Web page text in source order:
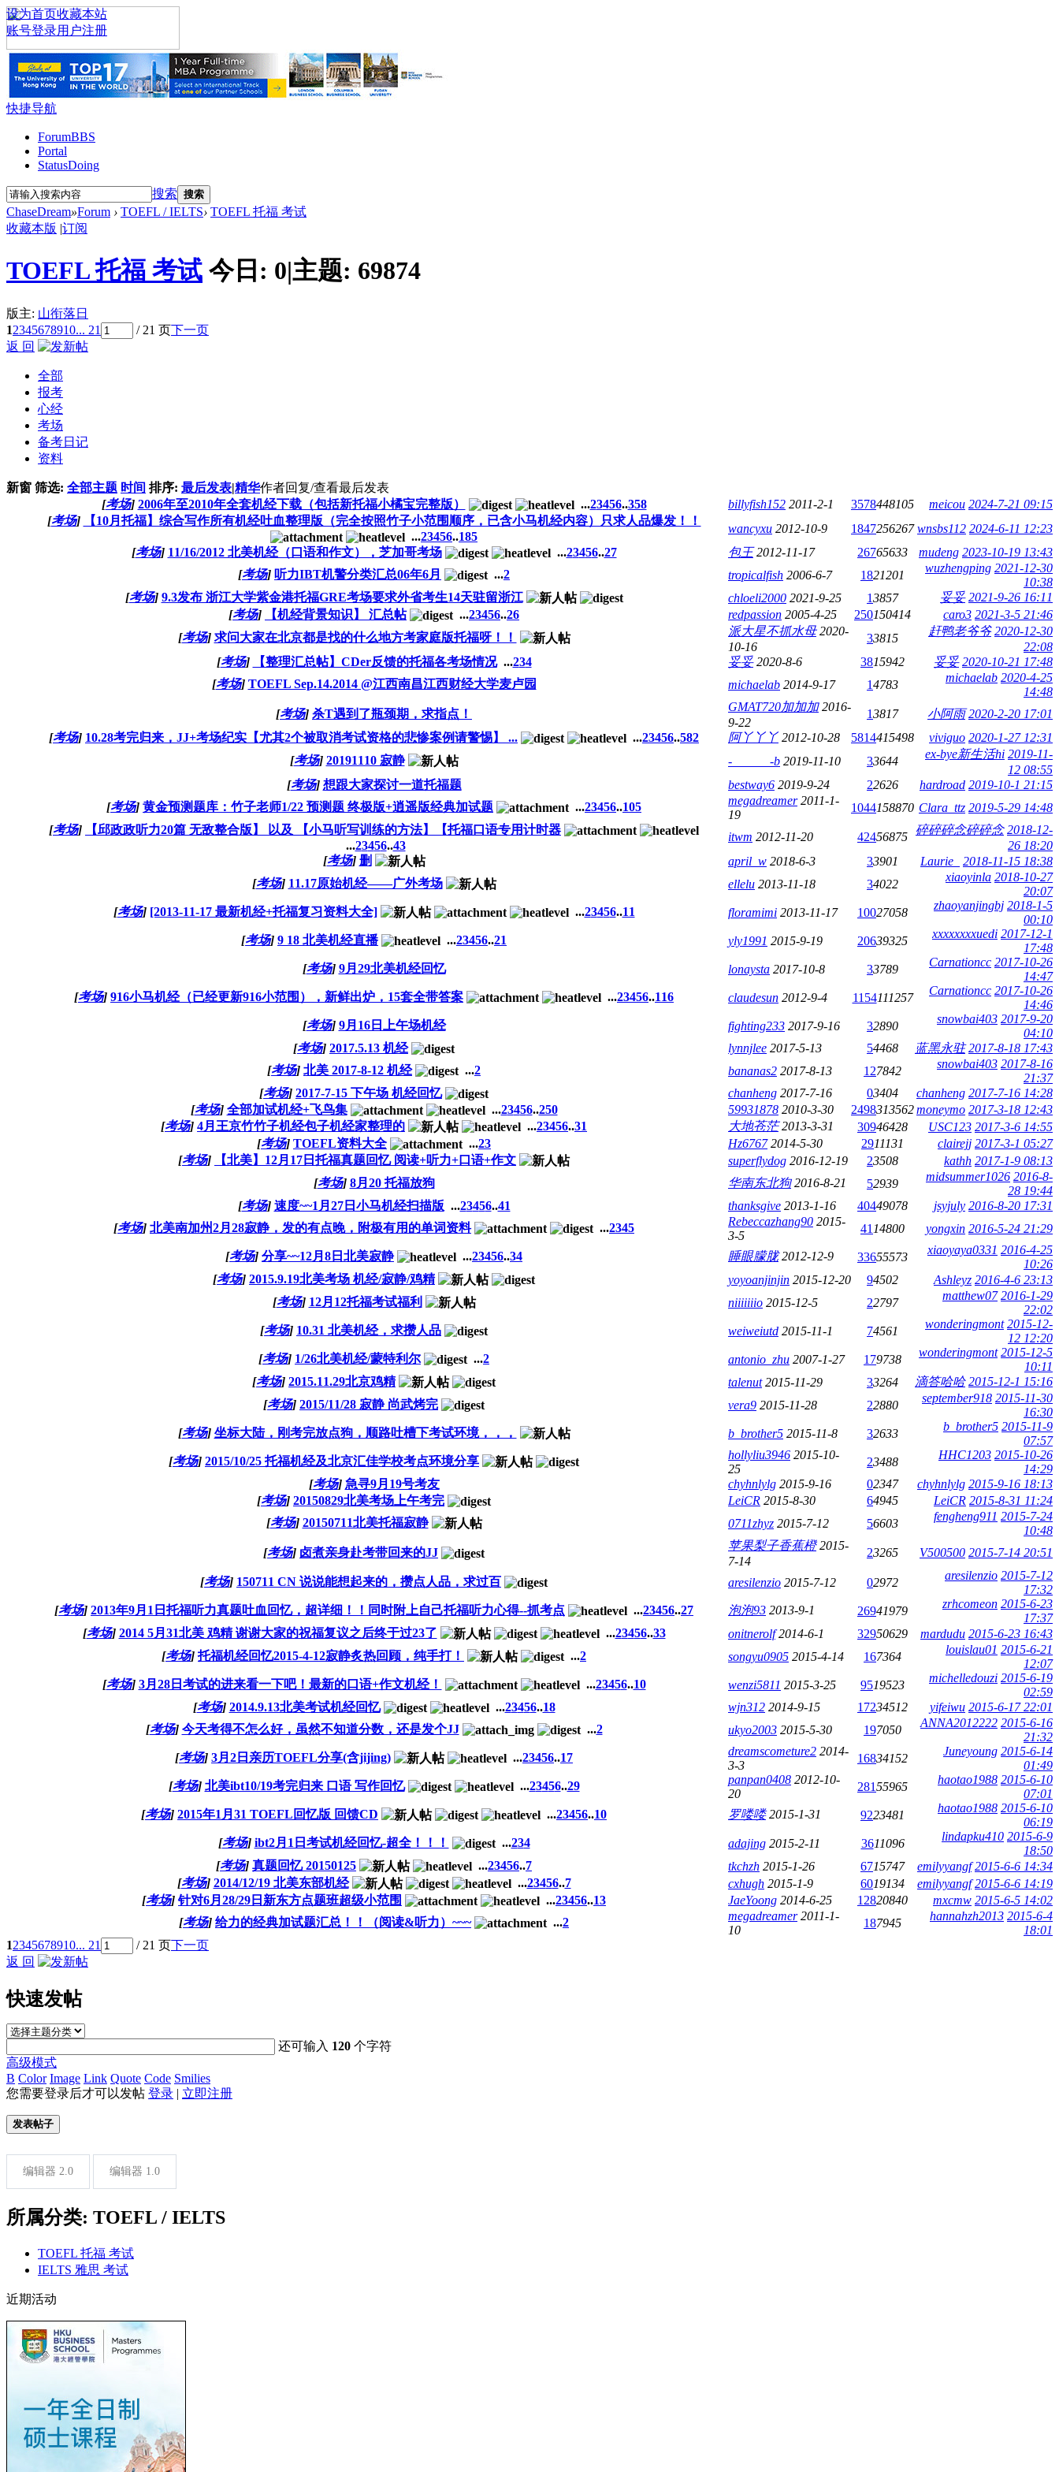
设为首页收藏本站
账号登录用户注册
快捷导航
ForumBBS
Portal
StatusDoing
搜索 搜索
ChaseDream»Forum › TOEFL / IELTS› TOEFL 托福 考试
收藏本版 |订阅
TOEFL 托福 考试 今日: 0|主题: 69874
版主: 山衔落日
12345678910... 21 / 21 页下一页
返 回
全部
报考
心经
考场
备考日记
资料
新窗 筛选: 全部主题 时间 排序: 最后发表|精华作者回复/查看最后发表
[考场] 2006年至2010年全套机经下载（包括新托福小橘宝完整版） ...23456..358 billyfish152 2011-2-1 3578448105 meicou 2024-7-21 09:15
[考场]
【10月托福】综合写作所有机经吐血整理版（完全按照竹子小范围顺序，已含小马机经内容）只求人品爆发！！
...23456..185
wancyxu 2012-10-9 1847256267 wnsbs112 2024-6-11 12:23
[考场] 11/16/2012 北美机经（口语和作文），芝加哥考场 ...23456..27 包王 2012-11-17 26765633 mudeng 2023-10-19 13:43
[考场] 听力IBT机警分类汇总06年6月 ...2 tropicalfish 2006-6-7 1821201
wuzhengping 2021-12-30
10:38
[考场] 9.3发布 浙江大学紫金港托福GRE考场要求外省考生14天驻留浙江 chloeli2000 2021-9-25 13857 妥妥 2021-9-26 16:11
[考场] 【机经背景知识】 汇总帖 ...23456..26 redpassion 2005-4-25 250150414 caro3 2021-3-5 21:46
[考场] 求问大家在北京都是找的什么地方考家庭版托福呀！！ 派大星不抓水母 2020-
10-16
33815
赶鸭老爷爷 2020-12-30
22:08
[考场] 【整理汇总帖】CDer反馈的托福各考场情况 ...234 妥妥 2020-8-6 3815942 妥妥 2020-10-21 17:48
[考场] TOEFL Sep.14.2014 @江西南昌江西财经大学麦卢园 michaelab 2014-9-17 14783
michaelab 2020-4-25
14:48
[考场] 杀T遇到了瓶颈期，求指点！
GMAT720加加加 2016-
9-22
13817 小阿雨 2020-2-20 17:01
[考场] 10.28考完归来，JJ+考场纪实【尤其2个被取消考试资格的悲惨案例请警惕】 ... ...23456..582 阿丫丫丫 2012-10-28 5814415498 viviguo 2020-1-27 12:31
[考场] 20191110 寂静 -______-b 2019-11-10 33644
ex-bye新生活hi 2019-11-
12 08:55
[考场] 想跟大家探讨一道托福题 bestway6 2019-9-24 22626 hardroad 2019-10-1 21:15
[考场] 黄金预测题库：竹子老师1/22 预测题 终极版+逍遥版经典加试题 ...23456..105 megadreamer 2011-1-
19
1044158870 Clara_ttz 2019-5-29 14:48
[考场]
【邱政政听力20篇 无敌整合版】 以及 【小马听写训练的方法】【托福口语专用计时器
...23456..43
itwm 2012-11-20 42456875
碎碎碎念碎碎念 2018-12-
26 18:20
[考场] 删 april_w 2018-6-3 33901 Laurie_
2018-11-15 18:38
[考场] 11.17原始机经——广外考场 ellelu 2013-11-18 34022
xiaoyinla 2018-10-27
20:07
[考场] [2013-11-17 最新机经+托福复习资料大全] ...23456..11 floramimi 2013-11-17 10027058
zhaoyanjingbj 2018-1-5
00:10
[考场] 9 18 北美机经直播 ...23456..21 yly1991 2015-9-19 20639325
xxxxxxxxuedi 2017-12-1
17:48
[考场] 9月29北美机经回忆 lonaysta 2017-10-8 33789
Carnationcc 2017-10-26
14:47
[考场] 916小马机经（已经更新916小范围），新鲜出炉，15套全带答案 ...23456..116 claudesun 2012-9-4 1154111257
Carnationcc 2017-10-26
14:46
[考场] 9月16日上午场机经 fighting233 2017-9-16 32890
snowbai403 2017-9-20
04:10
[考场] 2017.5.13 机经 lynnjlee 2017-5-13 54468 蓝黑永驻 2017-8-18 17:43
[考场] 北美 2017-8-12 机经 ...2 bananas2 2017-8-13 127842
snowbai403 2017-8-16
21:37
[考场] 2017-7-15 下午场 机经回忆 chanheng 2017-7-16 03404 chanheng 2017-7-16 14:28
[考场] 全部加试机经+飞鸟集 ...23456..250 59931878 2010-3-30 2498313562moneymo 2017-3-18 12:43
[考场] 4月王京竹竹子机经包子机经家整理的 ...23456..31 大地苍茫 2013-3-31 30946428 USC123 2017-3-6 14:55
[考场] TOEFL资料大全 ...23 Hz6767 2014-5-30 2911131 clairejj 2017-3-1 05:27
[考场] 【北美】12月17日托福真题回忆 阅读+听力+口语+作文 superflydog 2016-12-19 23508 kathh 2017-1-9 08:13
[考场] 8月20 托福放狗 华南东北狗 2016-8-21 52939
midsummer1026 2016-8-
28 19:44
[考场] 速度~~1月27日小马机经扫描版 ...23456..41 thanksgive 2013-1-16 40449078 jsyjuly 2016-8-20 17:31
[考场] 北美南加州2月28寂静，发的有点晚，附极有用的单词资料 ...2345 Rebeccazhang90 2015-
3-5
41 14800 yongxin 2016-5-24 21:29
[考场] 分享~~12月8日北美寂静 ...23456..34 睡眼朦胧 2012-12-9 33655573
xiaoyaya0331 2016-4-25
10:26
[考场] 2015.9.19北美考场 机经/寂静/鸡精 yoyoanjinjin 2015-12-20 94502 Ashleyz 2016-4-6 23:13
[考场] 12月12托福考试福利 niiiiiiio 2015-12-5 22797
matthew07 2016-1-29
22:02
[考场] 10.31 北美机经，求攒人品 weiweiutd 2015-11-1 74561
wonderingmont 2015-12-
12 12:20
[考场] 1/26北美机经/蒙特利尔 ...2 antonio_zhu 2007-1-27 179738
wonderingmont 2015-12-5
10:11
[考场] 2015.11.29北京鸡精 talenut 2015-11-29 33264 滴答哈哈 2015-12-1 15:16
[考场] 2015/11/28 寂静 尚武烤完 vera9 2015-11-28 22880
september918 2015-11-30
16:30
[考场] 坐标大陆，刚考完放点狗，顺路吐槽下考试环境，，， b_brother5 2015-11-8 32633
b_brother5 2015-11-9
07:57
[考场] 2015/10/25 托福机经及北京汇佳学校考点环境分享 hollyliu3946 2015-10-
25
23488
HHC1203 2015-10-26
14:29
[考场] 急寻9月19号考友 chyhnlylg 2015-9-16 02347 chyhnlylg 2015-9-16 18:13
[考场] 20150829北美考场上午考完 LeiCR 2015-8-30 64945 LeiCR 2015-8-31 11:24
[考场] 20150711北美托福寂静 0711zhyz 2015-7-12 56603
fengheng911 2015-7-24
10:48
[考场] 卤煮亲身赴考带回来的JJ
苹果梨子香蕉橙 2015-
7-14
23265 V500500 2015-7-14 20:51
[考场] 150711 CN 说说能想起来的，攒点人品，求过百 aresilenzio 2015-7-12 02972
aresilenzio 2015-7-12
17:32
[考场] 2013年9月1日托福听力真题吐血回忆，超详细！！同时附上自己托福听力心得--抓考点 ...23456..27 泡泡93 2013-9-1 26941979
zrhcomeon 2015-6-23
17:37
[考场] 2014 5月31北美 鸡精 谢谢大家的祝福复议之后终于过23了 ...23456..33 onitnerolf 2014-6-1 32950629 mardudu 2015-6-23 16:43
[考场] 托福机经回忆2015-4-12寂静炙热回顾，纯手打！ ...2 songyu0905 2015-4-14 167364
louislau01 2015-6-21
12:07
[考场] 3月28日考试的进来看一下吧！最新的口语+作文机经！ ...23456..10 wenzi5811 2015-3-25 9519523
michelledouzi 2015-6-19
02:59
[考场] 2014.9.13北美考试机经回忆 ...23456..18 wjn312 2014-9-15 17234512 yifeiwu 2015-6-17 22:01
[考场] 今天考得不怎么好，虽然不知道分数，还是发个JJ ...2 ukyo2003 2015-5-30 197050
ANNA2012222 2015-6-16
21:32
[考场] 3月2日亲历TOEFL分享(含jijing) ...23456..17 dreamscometure2 2014-
3-3
16834152
Juneyoung 2015-6-14
01:49
[考场] 北美ibt10/19考完归来 口语 写作回忆 ...23456..29 panpan0408 2012-10-
20
28155965
haotao1988 2015-6-10
07:01
[考场] 2015年1月31 TOEFL回忆版 回馈CD ...23456..10 罗喽喽 2015-1-31 9223481
haotao1988 2015-6-10
06:19
[考场] ibt2月1日考试机经回忆-超全！！！ ...234 adajing 2015-2-11 3611096
lindapku410 2015-6-9
18:50
[考场] 真题回忆 20150125 ...23456..7 tkchzh 2015-1-26 6715747 emilyyangf 2015-6-6 14:34
[考场] 2014/12/19 北美东部机经 ...23456..7 cxhugh 2015-1-9 6019134 emilyyangf 2015-6-6 14:19
[考场] 针对6月28/29日新东方点题班超级小范围 ...23456..13 JaeYoong 2014-6-25 12820840 mxcmw 2015-6-5 14:02
[考场] 给力的经典加试题汇总！！（阅读&听力）~~~ ...2 megadreamer 2011-1-
10
187945
hannahzh2013 2015-6-4
18:01
12345678910... 21 / 21 页下一页
返 回
快速发帖
还可输入 120 个字符
高级模式
B Color Image Link Quote Code Smilies
您需要登录后才可以发帖 登录 | 立即注册
发表帖子
编辑器 2.0 编辑器 1.0
所属分类: TOEFL / IELTS
TOEFL 托福 考试
IELTS 雅思 考试
近期活动